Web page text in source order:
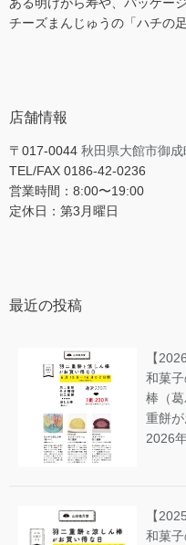
チーズまんじゅうの「ハチの
店舗情報
〒017-0044 秋田県大館市御
TEL/FAX 0186-42-0236
営業時間：8:00〜19:00
定休日：第3月曜日
最近の投稿
【
和菓
棒（
重餅
2026
【
和菓